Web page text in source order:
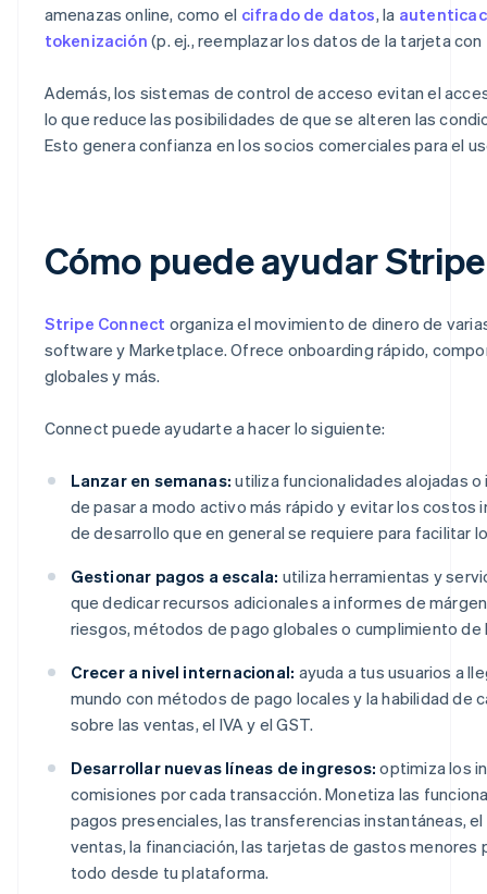
amenazas online, como el cifrado de datos, la
tokenización (p. ej., reemplazar los datos de la tarjeta
Además, los sistemas de control de acceso evitan el
lo que reduce las posibilidades de que se alteren las
Esto genera confianza en los socios comerciales para el
Cómo puede ayudar
Stripe Connect organiza el movimiento de dinero de
software y Marketplace. Ofrece onboarding rápido,
globales y más.
Connect puede ayudarte a hacer lo siguiente:
Lanzar en semanas: utiliza funcionalidades alojadas
de pasar a modo activo más rápido y evitar los costos
de desarrollo que en general se requiere para facilitar
Gestionar pagos a escala: utiliza herramientas y
que dedicar recursos adicionales a informes de
riesgos, métodos de pago globales o cumplimiento de
Crecer a nivel internacional: ayuda a tus usuarios a
mundo con métodos de pago locales y la habilidad de
sobre las ventas, el IVA y el GST.
Desarrollar nuevas líneas de ingresos: optimiza los
comisiones por cada transacción. Monetiza las
pagos presenciales, las transferencias instantáneas,
ventas, la financiación, las tarjetas de gastos menores
todo desde tu plataforma.